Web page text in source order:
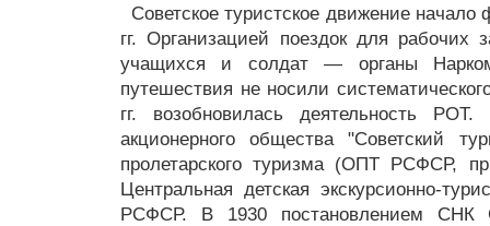
Советское туристское движение
гг. Организацией поездок для
учащихся и солдат — органы
путешествия не носили
гг. возобновилась деятельность
акционерного общества "Советский
пролетарского туризма (ОПТ РСФСР,
Центральная детская экскурсионно-
РСФСР. В 1930 постановлением СНК